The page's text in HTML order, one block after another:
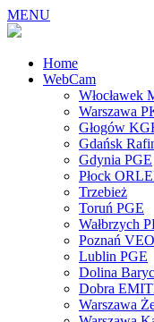
MENU
Home
WebCam
Włocławek
Warszawa
Głogów
Gdańsk
Gdynia PGE
Płock
Trzebież
Toruń PGE
Wałbrzych
Poznań
Lublin PGE
Dolina
Dobra
Warszawa